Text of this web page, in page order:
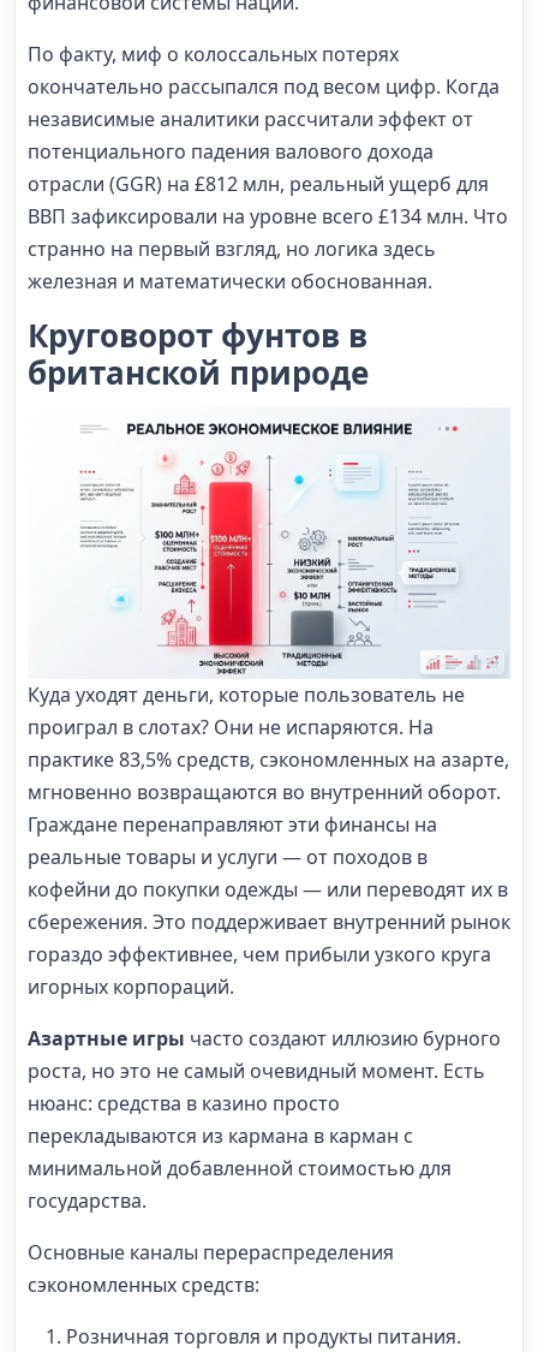
По факту, миф о колоссальных потерях
окончательно рассыпался под весом цифр. Когда
независимые аналитики рассчитали эффект от
потенциального падения валового дохода
отрасли (GGR) на £812 млн, реальный ущерб для
ВВП зафиксировали на уровне всего £134 млн. Что
странно на первый взгляд, но логика здесь
железная и математически обоснованная.
Круговорот фунтов в
британской природе
Куда уходят деньги, которые пользователь не
проиграл в слотах? Они не испаряются. На
практике 83,5% средств, сэкономленных на азарте,
мгновенно возвращаются во внутренний оборот.
Граждане перенаправляют эти финансы на
реальные товары и услуги — от походов в
кофейни до покупки одежды — или переводят их в
сбережения. Это поддерживает внутренний рынок
гораздо эффективнее, чем прибыли узкого круга
игорных корпораций.
Азартные игры часто создают иллюзию бурного
роста, но это не самый очевидный момент. Есть
нюанс: средства в казино просто
перекладываются из кармана в карман с
минимальной добавленной стоимостью для
государства.
Основные каналы перераспределения
сэкономленных средств:
Розничная торговля и продукты питания.